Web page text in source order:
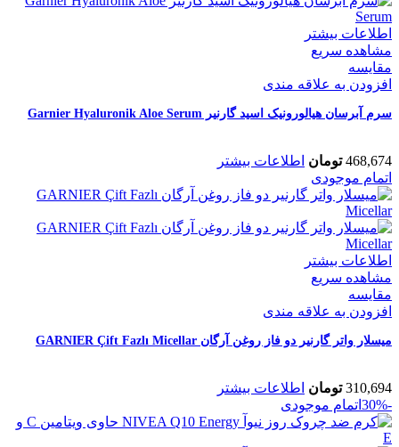
اطلاعات بیشتر
مشاهده سریع
مقایسه
افزودن به علاقه مندی
سرم آبرسان هیالورونیک اسید گارنیر Garnier Hyaluronik Aloe Serum
468,674 تومان اطلاعات بیشتر
اتمام موجودی
اطلاعات بیشتر
مشاهده سریع
مقایسه
افزودن به علاقه مندی
میسلار واتر گارنیر دو فاز روغن آرگان GARNIER Çift Fazlı Micellar
310,694 تومان اطلاعات بیشتر
-30%
اتمام موجودی